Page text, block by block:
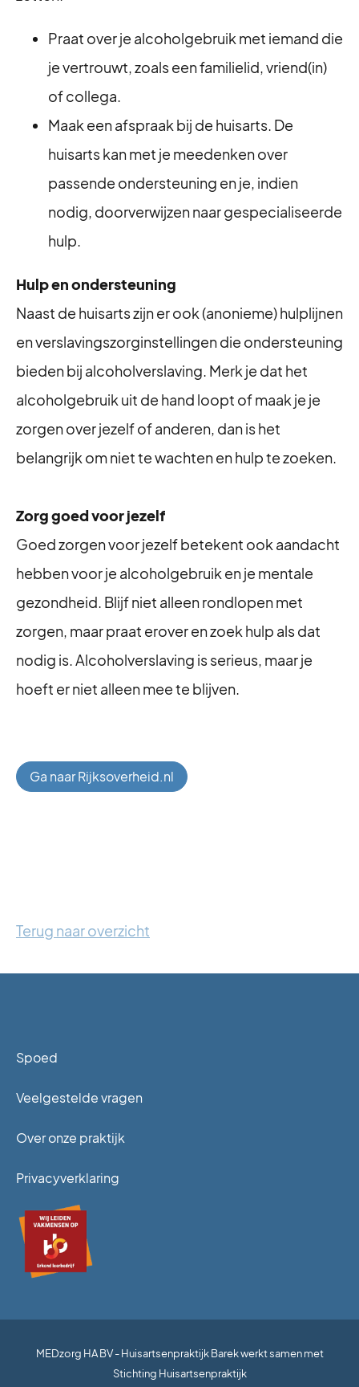
Praat over je alcoholgebruik met iemand die
je vertrouwt, zoals een familielid, vriend(in)
of collega.
Maak een afspraak bij de huisarts. De
huisarts kan met je meedenken over
passende ondersteuning en je, indien
nodig, doorverwijzen naar gespecialiseerde
hulp.
Hulp en ondersteuning
Naast de huisarts zijn er ook (anonieme) hulplijnen
en verslavingszorginstellingen die ondersteuning
bieden bij alcoholverslaving. Merk je dat het
alcoholgebruik uit de hand loopt of maak je je
zorgen over jezelf of anderen, dan is het
belangrijk om niet te wachten en hulp te zoeken.
Zorg goed voor jezelf
Goed zorgen voor jezelf betekent ook aandacht
hebben voor je alcoholgebruik en je mentale
gezondheid. Blijf niet alleen rondlopen met
zorgen, maar praat erover en zoek hulp als dat
nodig is. Alcoholverslaving is serieus, maar je
hoeft er niet alleen mee te blijven.
Ga naar Rijksoverheid.nl
Terug naar overzicht
Spoed
Veelgestelde vragen
Over onze praktijk
Privacyverklaring
MEDzorg HA BV - Huisartsenpraktijk Barek werkt samen met
Stichting Huisartsenpraktijk